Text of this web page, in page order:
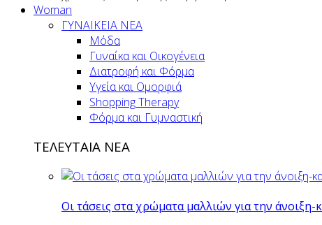
Woman
ΓΥΝΑΙΚΕΙΑ ΝΕΑ
Μόδα
Γυναίκα και Οικογένεια
Διατροφή και Φόρμα
Υγεία και Ομορφιά
Shopping Therapy
Φόρμα και Γυμναστική
ΤΕΛΕΥΤΑΙΑ ΝΕΑ
Οι τάσεις στα χρώματα μαλλιών για την άνοιξη-